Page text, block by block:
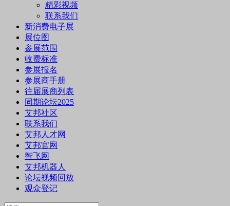
精彩视频
联系我们
新消费电子展
展位图
参展范围
收费标准
参展报名
参展商手册
往届展商列表
同期论坛2025
艾邦社区
联系我们
艾邦人才网
艾邦官网
智飞网
艾邦机器人
论坛视频回放
观众登记